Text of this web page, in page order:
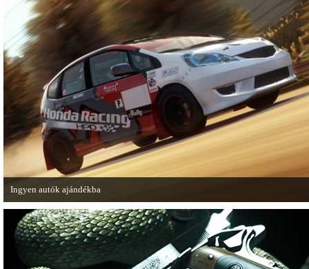
Ingyen autók ajándékba
A Forza Horizon készítői ingyenesen letölthető autókkal kedveskednek a
számára.